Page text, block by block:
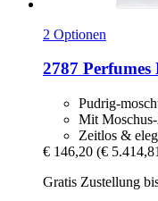
2 Optionen
2787 Perfumes
Pudrig-
Mit
Zeitlos &
€ 146,20 (€
Gratis Zustellung